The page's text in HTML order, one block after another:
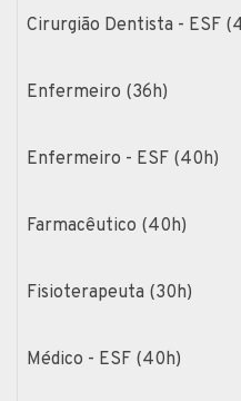
Cirurgião Dentista - ESF
Enfermeiro (36h)
Enfermeiro - ESF (40h)
Farmacêutico (40h)
Fisioterapeuta (30h)
Médico - ESF (40h)